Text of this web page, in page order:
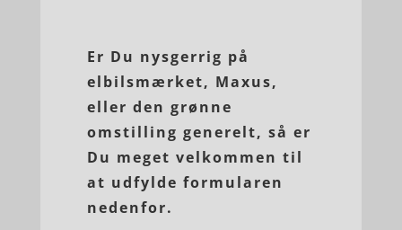
Er Du nysgerrig på
elbilsmærket, Maxus,
eller den grønne
omstilling generelt, så er
Du meget velkommen til
at udfylde formularen
nedenfor.